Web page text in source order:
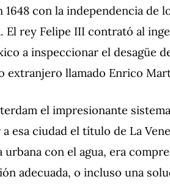
con la independencia de
El rey Felipe III contrató al
a inspeccionar el desagüe
extranjero llamado Enrico
el impresionante
esa ciudad el título de La
con el agua, era
adecuada, o incluso una